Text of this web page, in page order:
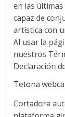
en las
capaz de
artística con
Al usar la
nuestros
Declaración
Tetona
Cortadora